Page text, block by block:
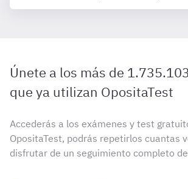
Únete a los más de
que ya utilizan OpositaTest
Accederás a los exámenes y test
OpositaTest, podrás repetirlos cuantas
disfrutar de un seguimiento completo